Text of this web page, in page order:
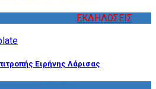
ΕΚΔΗΛΩΣΕΙΣ
Ειρήνης Λάρισας